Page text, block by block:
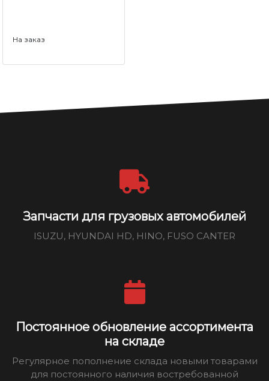
На заказ
Запчасти для грузовых автомобилей
ISUZU, HYUNDAI HD, HINO, FUSO CANTER
Постоянное обновление ассортимента
на складе
Регулярное пополнение склада новыми товарами
для постоянного наличия востребованной